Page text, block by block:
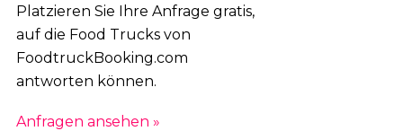
Platzieren Sie Ihre Anfrage gratis,
auf die Food Trucks von
FoodtruckBooking.com
antworten können.
Anfragen ansehen »